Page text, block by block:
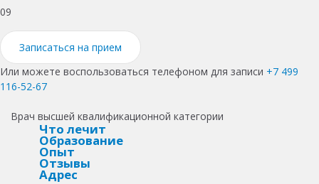
09
Записаться на прием
Или можете воспользоваться телефоном для записи +7 499
116-52-67
Врач высшей квалификационной категории
Что лечит
Образование
Опыт
Отзывы
Адрес